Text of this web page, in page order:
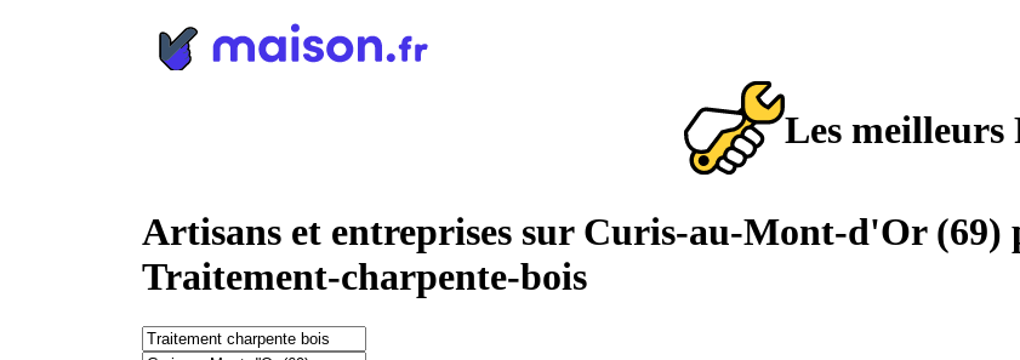
Les meilleurs
Artisans et entreprises sur Curis-au-Mont-d'Or (69)
Traitement-charpente-bois